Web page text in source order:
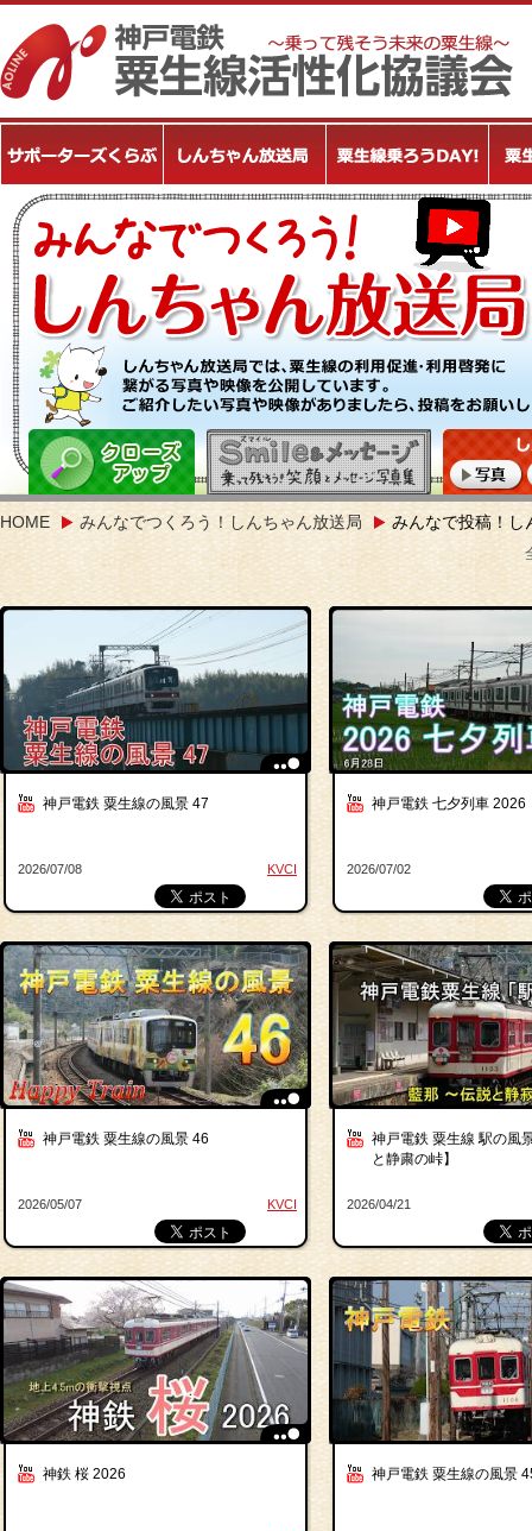
HOME みんなでつくろう！しんちゃん放送局 みんなで投稿！し
神戸電鉄 粟生線の風景 47
KVCI
2026/07/08
神戸電鉄 七夕列車 2026
2026/07/02
神戸電鉄 粟生線の風景 46
KVCI
2026/05/07
神戸電鉄 粟生線 駅の風
と静粛の峠】
2026/04/21
神鉄 桜 2026 神戸電鉄 粟生線の風景